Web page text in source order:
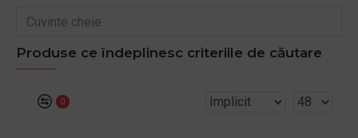
Produse ce îndeplinesc criteriile de căutare
0